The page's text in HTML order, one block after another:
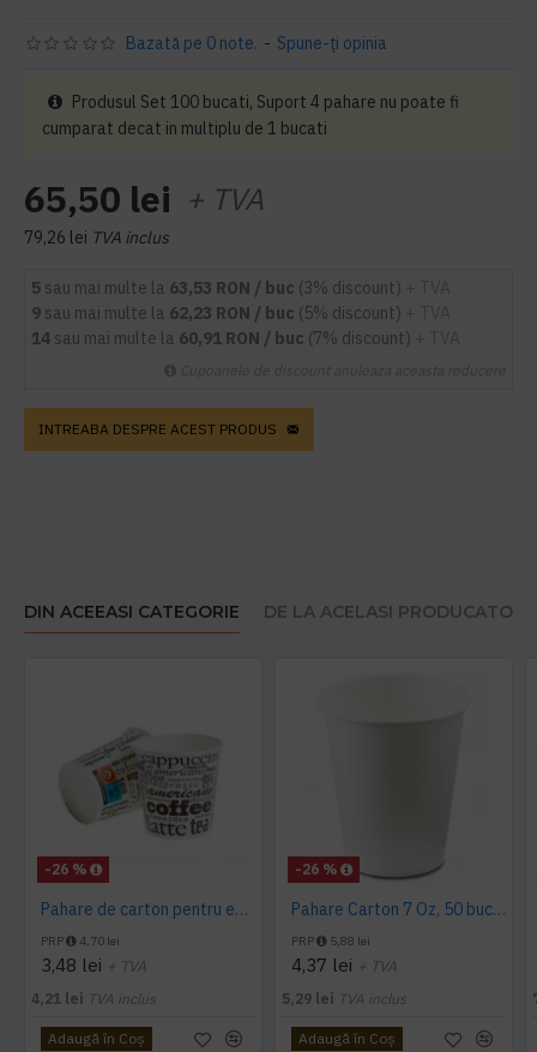
Bazată pe 0 note. - Spune-ţi opinia
65,50 lei + TVA
79,26 lei TVA inclus
Produsul Set 100 bucati, Suport 4 pahare nu poate fi
cumparat decat in multiplu de 1 bucati
5 sau mai multe la 63,53 RON / buc (3% discount)
9 sau mai multe la 62,23 RON / buc (5% discount)
14 sau mai multe la 60,91 RON / buc (7% discount)
INTREABA DESPRE ACEST PRODUS
DIN ACEEASI CATEGORIE DE LA ACELASI PRODUCATOR
-26 %
Pahare de carton pentru espresso, 4 Oz, 50 buc/set
PRP 4,70 lei
3,48 lei + TVA
4,21 lei TVA inclus
Adaugă în Coş
-26 %
Pahare Carton 7 Oz, 50 buc/set
PRP 5,88 lei
4,37 lei + TVA
5,29 lei TVA inclus
Adaugă în Coş